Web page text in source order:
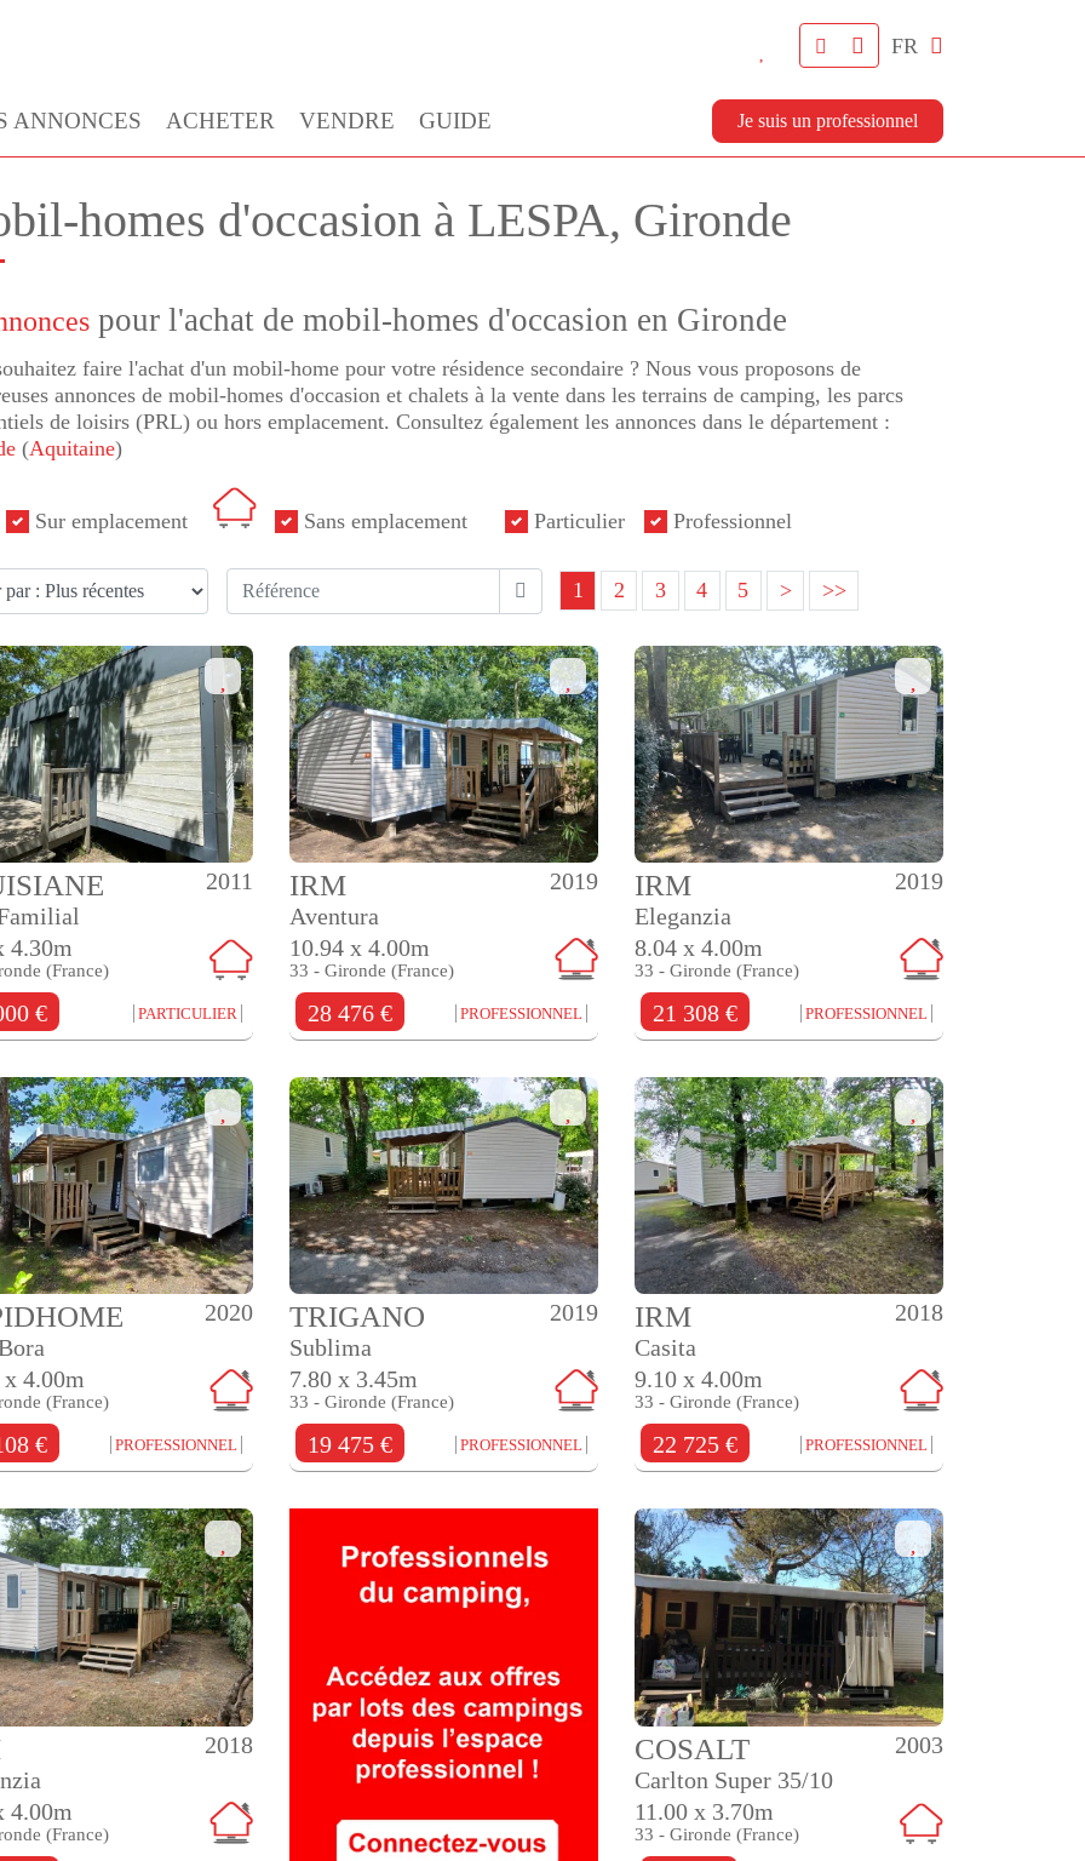
FR
ANNONCES ACHETER VENDRE GUIDE Je suis un professionnel
homes d'occasion à LESPA, Gironde
pour l'achat de mobil-homes d'occasion en Gironde
faire l'achat d'un mobil-home pour votre résidence secondaire ? Nous vous proposons de
annonces de mobil-homes d'occasion et chalets à la vente dans les terrains de camping, les parcs
de loisirs (PRL) ou hors emplacement. Consultez également les annonces dans le département :
(Aquitaine)
Sur emplacement Sans emplacement Particulier Professionnel
1 2 3 4 5 > >>
2011
4.30m
(France)
€ PARTICULIER
2019
IRM
Aventura
10.94 x 4.00m
33 - Gironde (France)
28 476 € PROFESSIONNEL
2019
IRM
Eleganzia
8.04 x 4.00m
33 - Gironde (France)
21 308 € PROFESSIONNEL
2020
4.00m
(France)
€ PROFESSIONNEL
2019
TRIGANO
Sublima
7.80 x 3.45m
33 - Gironde (France)
19 475 € PROFESSIONNEL
2018
IRM
Casita
9.10 x 4.00m
33 - Gironde (France)
22 725 € PROFESSIONNEL
2018
4.00m
(France)
2003
COSALT
Carlton Super 35/10
11.00 x 3.70m
33 - Gironde (France)